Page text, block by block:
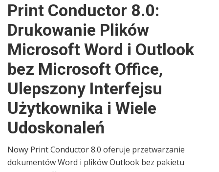
Print Conductor 8.0:
Drukowanie Plików
Microsoft Word i Outlook
bez Microsoft Office,
Ulepszony Interfejsu
Użytkownika i Wiele
Udoskonaleń
Nowy Print Conductor 8.0 oferuje przetwarzanie
dokumentów Word i plików Outlook bez pakietu